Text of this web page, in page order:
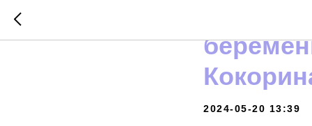
2024-05-20 13:39